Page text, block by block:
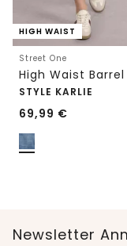
HIGH WAIST
Street One
STYLE KARLIE
69,99 €
Newsletter